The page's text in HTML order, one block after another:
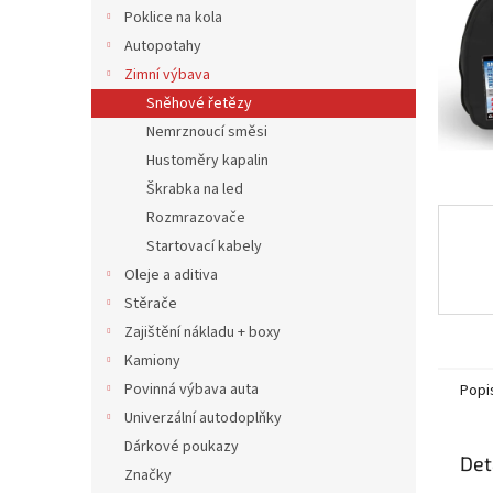
Poklice na kola
Autopotahy
Zimní výbava
Sněhové řetězy
Nemrznoucí směsi
Hustoměry kapalin
Škrabka na led
Rozmrazovače
Startovací kabely
Oleje a aditiva
Stěrače
Zajištění nákladu + boxy
Kamiony
Povinná výbava auta
Univerzální autodoplňky
Dárkové poukazy
Značky